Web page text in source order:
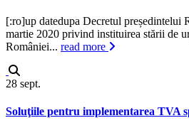
[:ro]up datedupa Decretul președintelui
martie 2020 privind instituirea stării de
României... read more
28 sept.
Soluţiile pentru implementarea TVA